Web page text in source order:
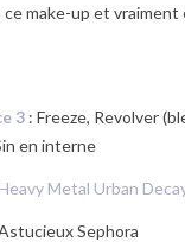
ce make-up et vraiment
3 : Freeze, Revolver
en interne
Metal Urban
Sephora